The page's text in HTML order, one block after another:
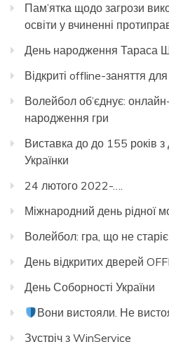
Пам’ятка щодо загрози
освіти у вчиненні
День народження Тараса
Відкриті offline-заняття для
Волейбол об’єднує:
народження гри
Виставка до до 155 років
Українки
24 лютого 2022-….
Міжнародний день рідної
Волейбол: гра, що не старіє
День відкритих дверей
День Соборності України
Вони вистояли. Не
Зустріч з WinService